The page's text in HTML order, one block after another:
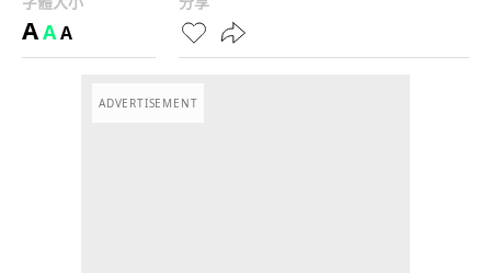
AAA
ADVERTISEMENT